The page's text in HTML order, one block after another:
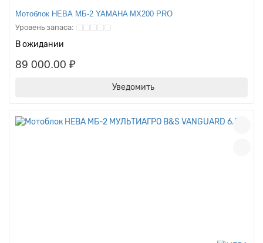
Мотоблок НЕВА МБ-2 YAMAHA MX200 PRO
В ожидании
89 000.00 ₽
Уведомить